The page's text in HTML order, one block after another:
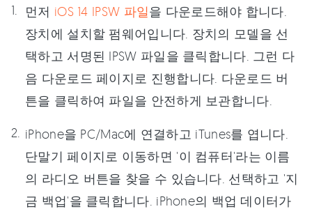
먼저 iOS 14 IPSW 파일을 다운로드해야 합니다.
장치에 설치할 펌웨어입니다. 장치의 모델을 선
택하고 서명된 IPSW 파일을 클릭합니다. 그런 다
음 다운로드 페이지로 진행합니다. 다운로드 버
튼을 클릭하여 파일을 안전하게 보관합니다.
iPhone을 PC/Mac에 연결하고 iTunes를 엽니다.
단말기 페이지로 이동하면 '이 컴퓨터'라는 이름
의 라디오 버튼을 찾을 수 있습니다. 선택하고 '지
금 백업'을 클릭합니다. iPhone의 백업 데이터가